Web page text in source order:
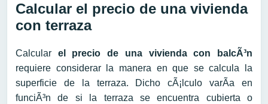
Calcular el precio de una vivienda
con terraza
Calcular el precio de una vivienda con balcÃ³n
requiere considerar la manera en que se calcula la
superficie de la terraza. Dicho cÃ¡lculo varÃ­a en
funciÃ³n de si la terraza se encuentra cubierta o